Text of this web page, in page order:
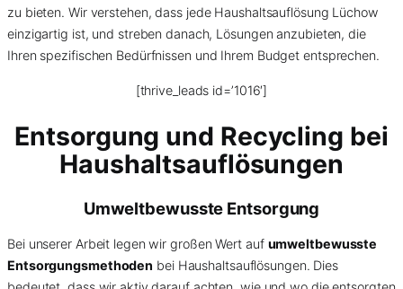
zu bieten. Wir verstehen, dass jede Haushaltsauflösung Lüchow
einzigartig ist, und streben danach, Lösungen anzubieten, die
Ihren spezifischen Bedürfnissen und Ihrem Budget entsprechen.
[thrive_leads id=’1016′]
Entsorgung und Recycling bei
Haushaltsauflösungen
Umweltbewusste Entsorgung
Bei unserer Arbeit legen wir großen Wert auf umweltbewusste
Entsorgungsmethoden bei Haushaltsauflösungen. Dies